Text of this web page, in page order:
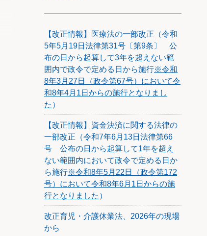
【改正情報】医療法の一部改正（令和
5年5月19日法律第31号〔第9条〕 公
布の日から起算して3年を超えない範
囲内で政令で定める日から施行※令和
8年3月27日（政令第67号）において令
和8年4月1日からの施行となりまし
た ）
【改正情報】資金決済に関する法律の
一部改正（令和7年6月13日法律第66
号 公布の日から起算して1年を超え
ない範囲内において政令で定める日か
ら施行※令和8年5月22日（政令第172
号）において令和8年6月1日からの施
行となりました ）
改正育児・介護休業法、2026年の現場
から